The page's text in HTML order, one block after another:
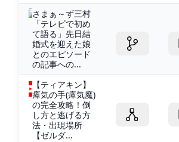
さまぁ～ず三村
「テレビで初め
て語る」先日結
婚式を迎えた娘
とのエピソード
の記事への...
【ティアキン】
瘴気の手(瘴気魔)
の完全攻略！倒
し方と逃げる方
法・出現場所
【ゼルダ...